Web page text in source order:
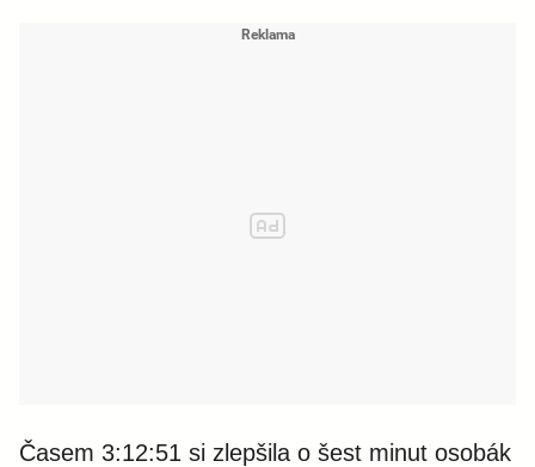
Časem 3:12:51 si zlepšila o šest minut osobák